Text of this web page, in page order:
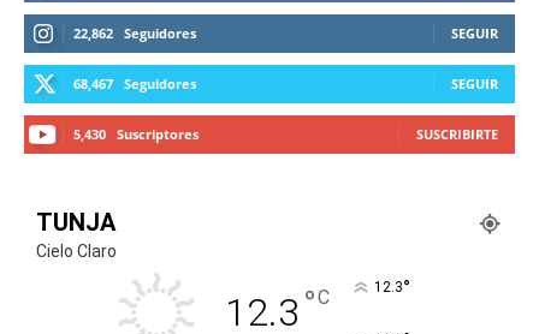
22,862 Seguidores SEGUIR
68,467 Seguidores SEGUIR
5,430 Suscriptores SUSCRIBIRTE
TUNJA
Cielo Claro
12.3 °C 12.3°